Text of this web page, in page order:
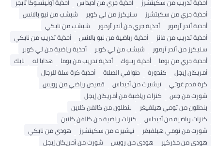
أحذية تدريب من سكيتشرز
أحذية جري من أديداس
أحذية أونيتسوكا تايجر
أحذية جري من سكيتشرز
سنيكرز من لي كوبر
شبشب من نيو بالانس
أحذية أندر آرمور
أحذية جري من أندر آرمور
شبشب من نايكي
أحذية تدريب من فانز
أحذية رياضية من نيو بالانس
أحذية تدريب من نايكي
سنيكرز من أندر آرمور
شبشب من لي كوبر
أحذية رياضية من لي كوبر
أحذية جري من بوما
أحذية ريبوك أحذية تدريب من بوما هدايا له
نايك
أمريكان إيجل
كندورة طواقي الصلاة
أحذية كرة سلة للرجال
كرة قدم غوتي
تيشيرت من أديداس
قميص رياضي من رويس
شورت من جس
كنزات رياضية من أمريكان إيجل
بنطلون من تومي هيلفيغر
بنطلون من كالفن كلاين
كنزات رياضية من أديداس
كنزات رياضية من كالفن كلاين
شورت من تومي هيلفيغر
تيشيرت من سكيتشرز
هودي من نايكي
هودي من مذركير
هودي من رويس
شورت من أمريكان إيجل